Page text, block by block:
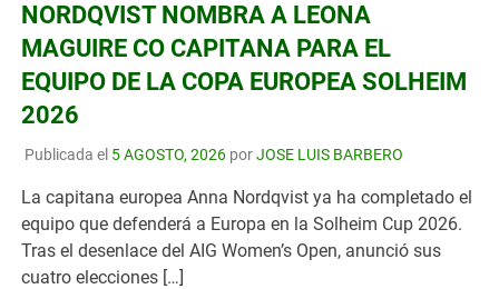
NORDQVIST NOMBRA A LEONA
MAGUIRE CO CAPITANA PARA EL
EQUIPO DE LA COPA EUROPEA SOLHEIM
2026
Publicada el 5 AGOSTO, 2026porJOSE LUIS BARBERO
La capitana europea Anna Nordqvist ya ha completado el
equipo que defenderá a Europa en la Solheim Cup 2026.
Tras el desenlace del AIG Women’s Open, anunció sus
cuatro elecciones […]